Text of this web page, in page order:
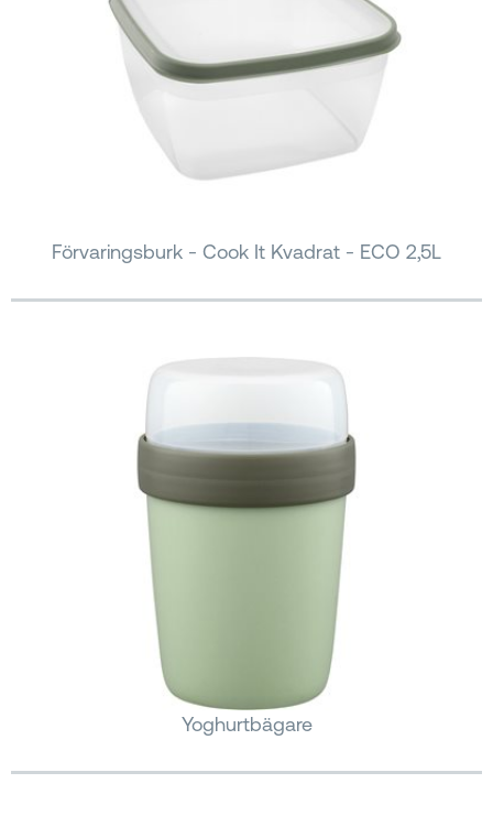
Förvaringsburk - Cook It Kvadrat - ECO 2,5L
Yoghurtbägare